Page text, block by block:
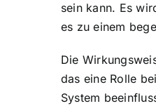
sein kann. Es
es zu einem
Die
das eine Rolle
System